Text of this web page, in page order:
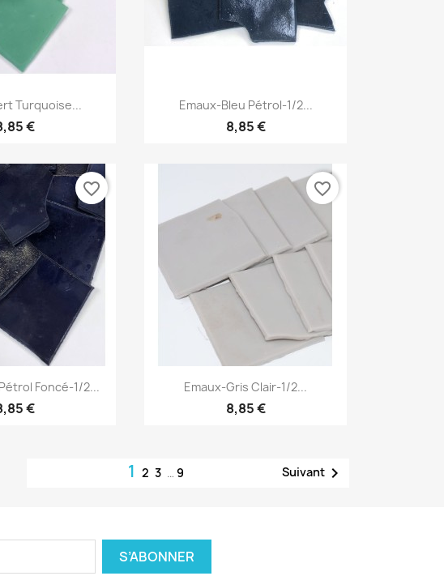
rapide
Turquoise...
€
Aperçu rapide
Emaux-Bleu Pétrol-1/2...
8,85 €
rapide
Foncé-1/2...
€
favorite_border
Aperçu rapide
Emaux-Gris Clair-1/2...
8,85 €
favorite_border
123 … 9 Suivant